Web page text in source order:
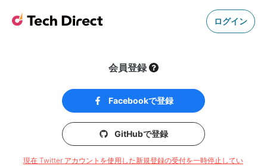
ログイン
会員登録
Facebookで登録
GitHubで登録
現在 Twitter アカウントを使用した新規登録の受付を一時停止してい